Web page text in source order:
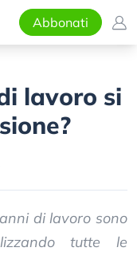
Abbonati
lavoro si
di lavoro sono
tutte le